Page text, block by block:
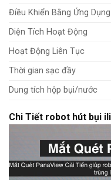
Điều Khiển Bằng Ứng Dụng
Diện Tích Hoạt Động
Hoạt Động Liên Tục
Thời gian sạc đầy
Dung tích hộp bụi/nước
Chi Tiết robot hút bụi